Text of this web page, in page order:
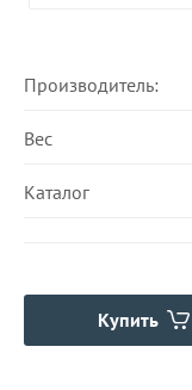
Производитель:
Вес
Каталог
Купить